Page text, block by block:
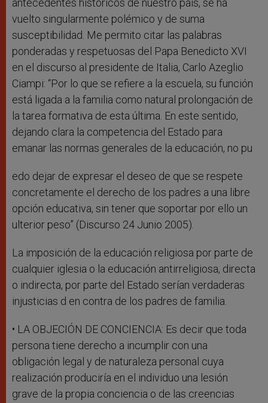
antecedentes históricos de nuestro país, se ha
vuelto singularmente polémico y de suma
susceptibilidad. Me permito citar las palabras
ponderadas y respetuosas del Papa Benedicto XVI
en el discurso al presidente de Italia, Carlo Azeglio
Ciampi: “Por lo que se refiere a la escuela, su función
está ligada a la familia como natural prolongación de
la tarea formativa de esta última. En este sentido,
dejando clara la competencia del Estado para
emanar las normas generales de la educación, no pu
edo dejar de expresar el deseo de que se respete
concretamente el derecho de los padres a una libre
opción educativa, sin tener que soportar por ello un
ulterior peso” (Discurso 24 Junio 2005).
La imposición de la educación religiosa por parte de
cualquier iglesia o la educación antirreligiosa, directa
o indirecta, por parte del Estado serían verdaderas
injusticias d en contra de los padres de familia.
• LA OBJECIÓN DE CONCIENCIA: Es decir que toda
persona tiene derecho a incumplir con una
obligación legal y de naturaleza personal cuya
realización produciría en el individuo una lesión
grave de la propia conciencia o de las creencias